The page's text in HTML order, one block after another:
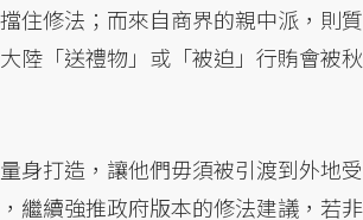
住修法；而來自商界的親中派，則質
陸「送禮物」或「被迫」行賄會被秋
身打造，讓他們毋須被引渡到外地受
繼續強推政府版本的修法建議，若非